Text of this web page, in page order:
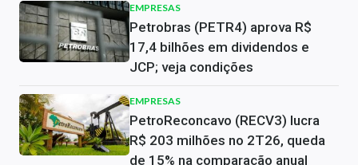
EMPRESAS
Petrobras (PETR4) aprova R$
17,4 bilhões em dividendos e
JCP; veja condições
EMPRESAS
PetroReconcavo (RECV3) lucra
R$ 203 milhões no 2T26, queda
de 15% na comparação anual